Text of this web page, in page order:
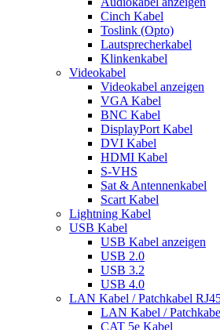
Cinch Kabel
Toslink (Opto)
Lautsprecherkabel
Klinkenkabel
Videokabel
Videokabel anzeigen
VGA Kabel
BNC Kabel
DisplayPort Kabel
DVI Kabel
HDMI Kabel
S-VHS
Sat & Antennenkabel
Scart Kabel
Lightning Kabel
USB Kabel
USB Kabel anzeigen
USB 2.0
USB 3.2
USB 4.0
LAN Kabel / Patchkabel
LAN Kabel /
CAT 5e Kabel